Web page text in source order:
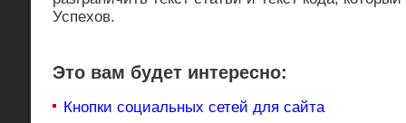
Успехов.
Это вам будет интересно:
Кнопки социальных сетей для сайта